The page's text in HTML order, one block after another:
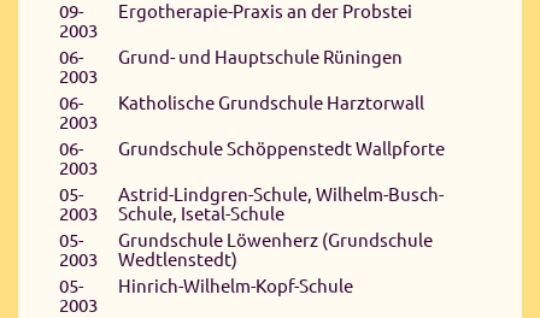
09-
2003
Ergotherapie-Praxis an der Probstei
06-
2003
Grund- und Hauptschule Rüningen
06-
2003
Katholische Grundschule Harztorwall
06-
2003
Grundschule Schöppenstedt Wallpforte
05-
2003
Astrid-Lindgren-Schule, Wilhelm-Busch-
Schule, Isetal-Schule
05-
2003
Grundschule Löwenherz (Grundschule
Wedtlenstedt)
05-
2003
Hinrich-Wilhelm-Kopf-Schule